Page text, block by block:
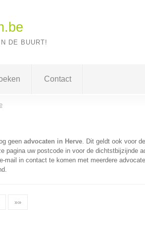
DE BUURT!
Contact
geen advocaten in Herve. Dit geldt ook voor
pagina uw postcode in voor de dichtstbijzijnde
mail in contact te komen met meerdere
»»